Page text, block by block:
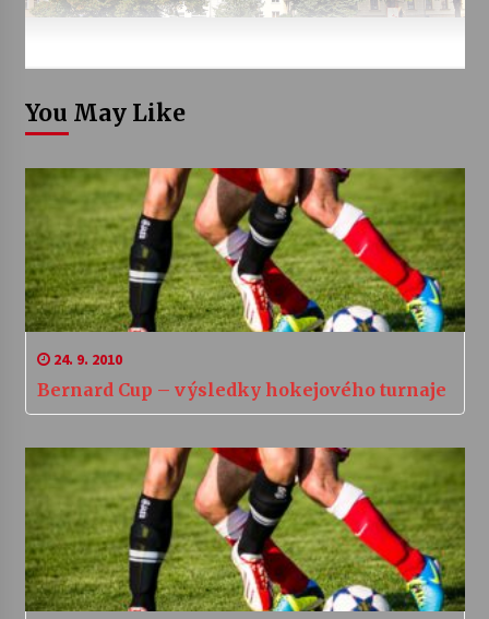
You May Like
24. 9. 2010
Bernard Cup – výsledky hokejového turnaje